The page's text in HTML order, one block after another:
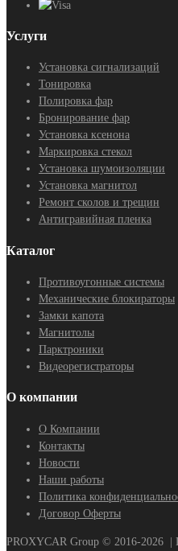
Услуги
Установка сигнализаций
Тонировка
Полировка фар
Бронирование фар
Установка ксенона
Маркировка стекол
Установка шумоизоляции
Установка магнитол
Ремонт сколов и трещин
Антигравийная пленка
Каталог
Противоугонные системы
Механические блокираторы
Замки капота
Магнитолы
Парктроники
Видеорегистраторы
О компании
О Компании
Контакты
Новости
Наши работы
Политика
Договор Оферты
PROXYCAR Group © 2016-2026